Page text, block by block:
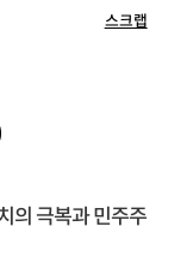
스크랩
의 극복과 민주주